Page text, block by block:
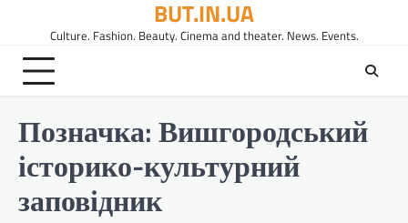
вмісту
BUT.IN.UA
Culture. Fashion. Beauty. Cinema and theater. News. Events.
Позначка:Вишгородський
історико-культурний
заповідник